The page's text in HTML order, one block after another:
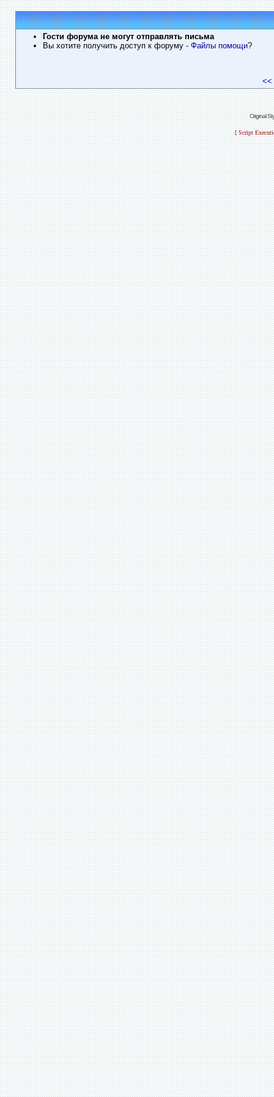
Гости форума не могут отправлять письма
Вы хотите получить доступ к форуму - Файлы помощи?
<<
Original
[ Script